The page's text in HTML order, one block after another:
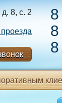
8
8
8, с. 2